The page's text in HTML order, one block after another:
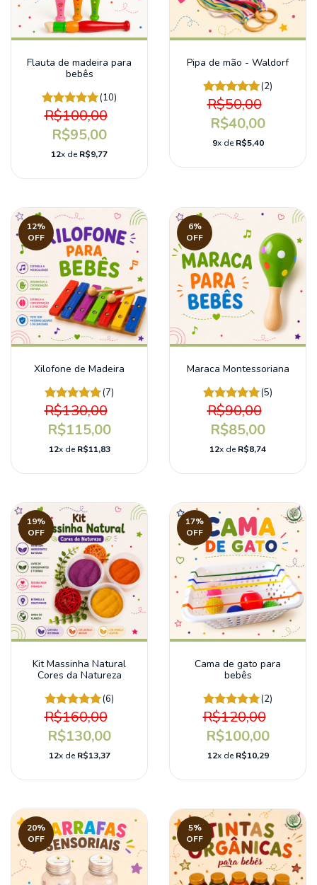
Flauta de madeira para
bebês
(10)
R$100,00
R$95,00
12x deR$9,77
Pipa de mão - Waldorf
(2)
R$50,00
R$40,00
9x deR$5,40
12%
OFF
Xilofone de Madeira
(7)
R$130,00
R$115,00
12x deR$11,83
6%
OFF
Maraca Montessoriana
(5)
R$90,00
R$85,00
12x deR$8,74
19%
OFF
Kit Massinha Natural
Cores da Natureza
(6)
R$160,00
R$130,00
12x deR$13,37
17%
OFF
Cama de gato para
bebês
(2)
R$120,00
R$100,00
12x deR$10,29
20%
OFF
5%
OFF